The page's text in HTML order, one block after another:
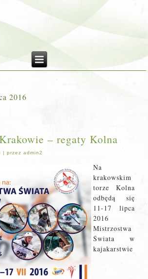
2016
– regaty Kolna
|przez admin2
Na
krakowskim
torze Kolna
odbędą się
11-17 lipca
2016
Mistrzostwa
Świata w
kajakarstwie